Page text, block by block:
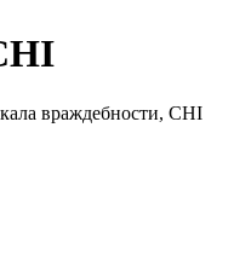
враждебности, CHI